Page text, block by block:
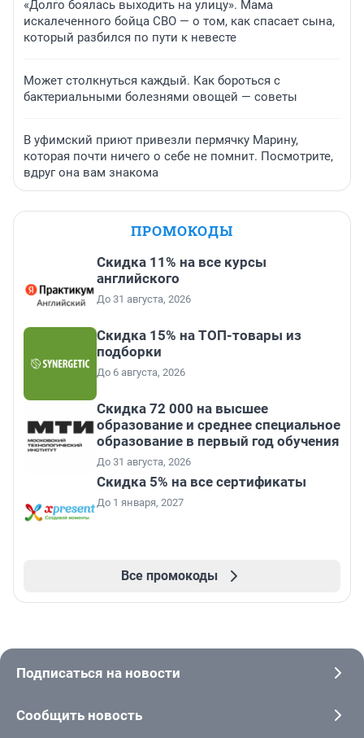
«Долго боялась выходить на улицу». Мама
искалеченного бойца СВО — о том, как спасает сына,
который разбился по пути к невесте
Может столкнуться каждый. Как бороться с
бактериальными болезнями овощей — советы
В уфимский приют привезли пермячку Марину,
которая почти ничего о себе не помнит. Посмотрите,
вдруг она вам знакома
ПРОМОКОДЫ
Скидка 11% на все курсы
английского
До 31 августа, 2026
Скидка 15% на ТОП-товары из
подборки
До 6 августа, 2026
Скидка 72 000 на высшее
образование и среднее специальное
образование в первый год обучения
До 31 августа, 2026
Скидка 5% на все сертификаты
До 1 января, 2027
Все промокоды
Подписаться на новости
Сообщить новость